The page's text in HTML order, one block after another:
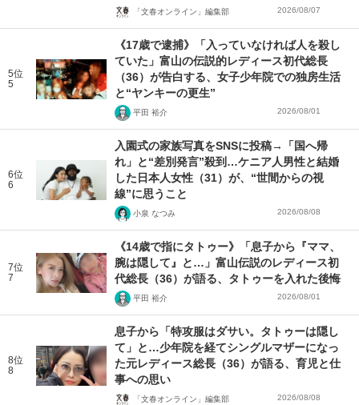
「文春オンライン」編集部 2026/08/07
5位
5
《17歳で逮捕》「入っていなければ人を殺し
ていた」富山の伝説的レディース初代総長
（36）が告白する、女子少年院での独房生活
と“ヤンキーの更生”
平田 裕介 2026/08/01
6位
6
入園式の家族写真をSNSに投稿→「国へ帰
れ」と“差別発言”殺到…ケニア人男性と結婚
した日本人女性（31）が、“世間からの視
線”に思うこと
小泉 なつみ 2026/08/08
7位
7
《14歳で指にタトゥー》「息子から『ママ、
腕は隠して』と…」富山伝説のレディース初
代総長（36）が語る、タトゥーを入れた後悔
平田 裕介 2026/08/01
8位
8
息子から「特攻服はダサい。タトゥーは隠し
て」と…少年院を経てシングルマザーになっ
た元レディース総長（36）が語る、育児と仕
事への思い
「文春オンライン」編集部 2026/08/08